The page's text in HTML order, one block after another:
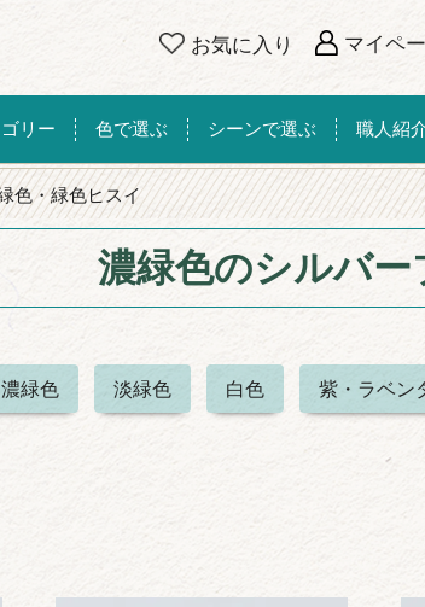
お気に入り マイペ
リー 色で選ぶ シーンで選ぶ 職人紹
色・緑色ヒスイ
濃緑色のシルバ
濃緑色 淡緑色 白色 紫・ラベン